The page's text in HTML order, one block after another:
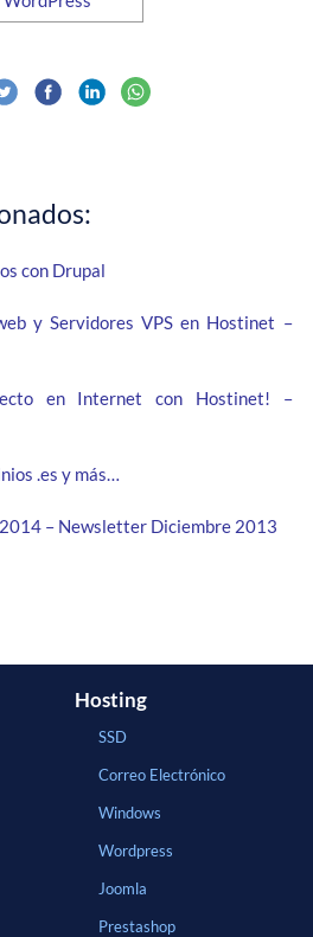
con Drupal
y Servidores VPS en Hostinet –
en Internet con Hostinet! –
.es y más…
– Newsletter Diciembre 2013
Hosting
SSD
Correo Electrónico
Windows
Wordpress
Joomla
Prestashop